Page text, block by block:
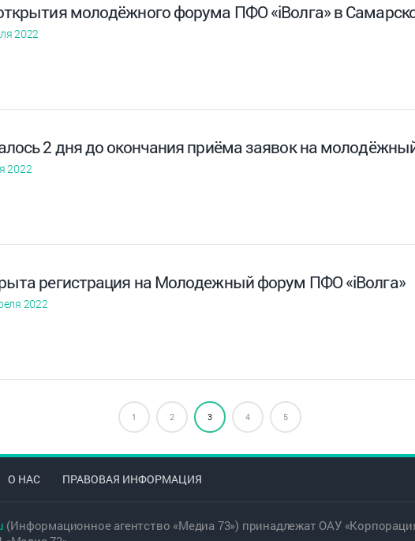
молодёжного форума ПФО «iВолга» в
2022
2 дня до окончания приёма заявок на
2022
регистрация на Молодежный форум ПФО «iВолга»
2022
1 2 3 4 5
О НАС ПРАВОВАЯ ИНФОРМАЦИЯ
(Информационное агентство «Медиа 73») принадлежат ОАУ